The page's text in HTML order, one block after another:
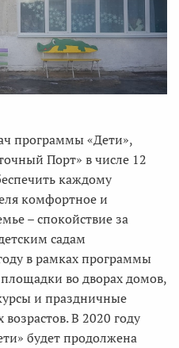
программы «Дети»,
Порт» в числе 12
каждому
комфортное и
– спокойствие за
садам
в рамках программы
во дворах домов,
и праздничные
В 2020 году
будет продолжена